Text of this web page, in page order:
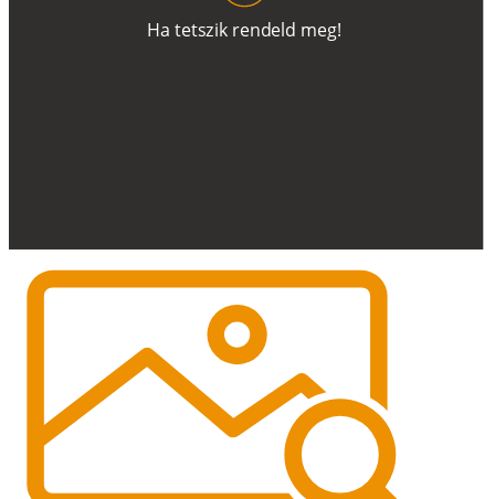
Ha tetszik rendeld meg!